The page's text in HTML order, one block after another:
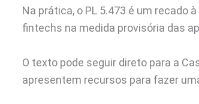
Na prática, o PL 5.473 é um recado
fintechs na medida provisória das
O texto pode seguir direto para a
apresentem recursos para fazer